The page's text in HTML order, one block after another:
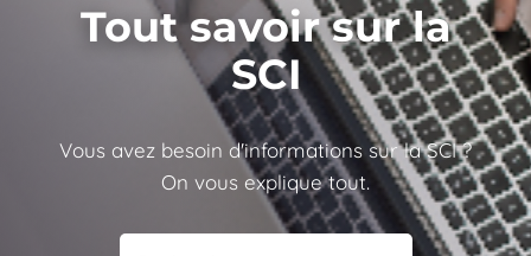
Tout savoir sur la
SCI
Vous avez besoin d'informations sur la SCI ?
On vous explique tout.